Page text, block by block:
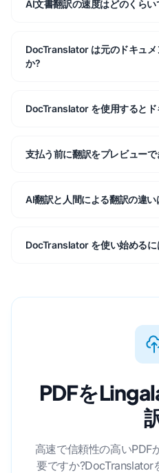
AI文書翻訳の速度はどのくらい
DocTranslator は元のドキュ
か?
DocTranslator を使用すると
支払う前に翻訳をプレビュー
AI翻訳と人間による翻訳の違い
DocTranslator を使い始める
PDFを
高速で信頼性の高いPDF
要ですか?DocTranslator